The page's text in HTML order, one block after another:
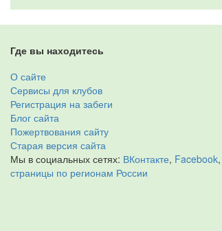
Где вы находитесь
О сайте
Сервисы для клубов
Регистрация на забеги
Блог сайта
Пожертвования сайту
Старая версия сайта
Мы в социальных сетях: ВКонтакте, Facebook,
страницы по регионам России